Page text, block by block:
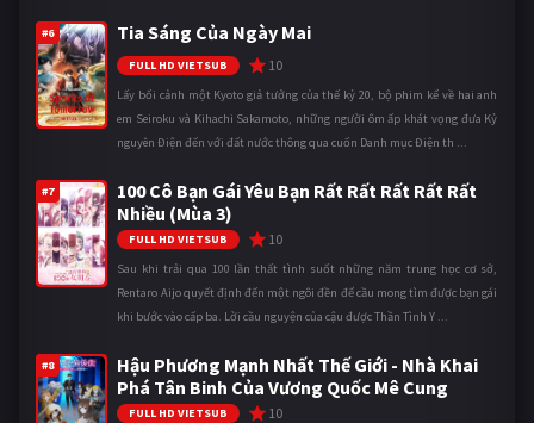
#6 Tia Sáng Của Ngày Mai
FULL HD VIETSUB 10
Lấy bối cảnh một Kyoto giả tưởng của thế kỷ 20, bộ phim kể về hai anh
em Seiroku và Kihachi Sakamoto, những người ôm ấp khát vọng đưa Kỷ
nguyên Điện đến với đất nước thông qua cuốn Danh mục Điện th ...
#7
100 Cô Bạn Gái Yêu Bạn Rất Rất Rất Rất Rất
Nhiều (Mùa 3)
FULL HD VIETSUB 10
Sau khi trải qua 100 lần thất tình suốt những năm trung học cơ sở,
Rentaro Aijo quyết định đến một ngôi đền để cầu mong tìm được bạn gái
khi bước vào cấp ba. Lời cầu nguyện của cậu được Thần Tình Y ...
#8
Hậu Phương Mạnh Nhất Thế Giới - Nhà Khai
Phá Tân Binh Của Vương Quốc Mê Cung
FULL HD VIETSUB 10